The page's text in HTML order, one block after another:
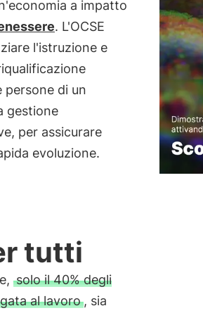
a impatto
. L'OCSE
l'istruzione e
persone di un
gestione
per assicurare
evoluzione.
tutti
solo il 40% degli
al lavoro, sia